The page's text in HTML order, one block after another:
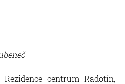
centrum Radotín,